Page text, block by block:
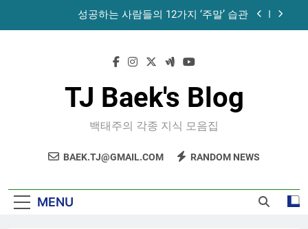
성공하는 사람들의 12가지 ‘주말’ 습관
노화를 늦추기 위한 7가지 방법
성공하는 사람들의 12가지 ‘주말’ 습관
공목에 먹는 마늘과 꿀의 놀라운 효능 – 건강을 위
TJ Baek's Blog
백태주의 각종 지식 모음집
BAEK.TJ@GMAIL.COM RANDOM NEWS
MENU